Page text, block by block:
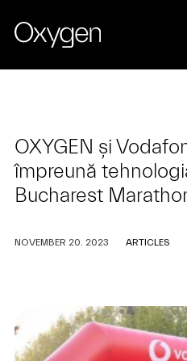
LET’S WORK TOGETHER
OXYGEN și
împreună
Bucharest
NOVEMBER 20. 2023 ARTICLES